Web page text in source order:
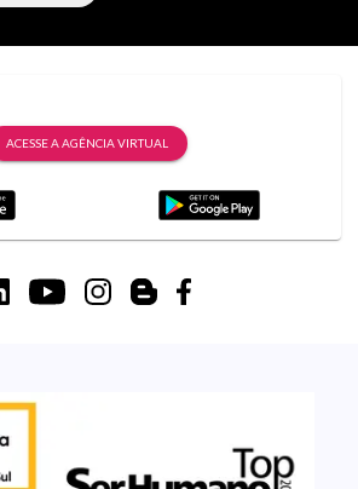
ACESSE A AGÊNCIA VIRTUAL